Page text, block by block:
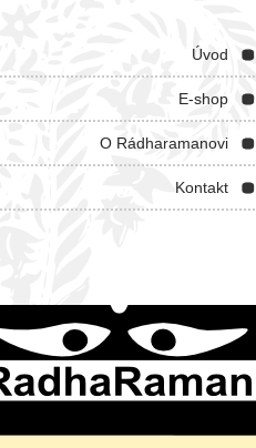
Úvod
E-shop
O Rádharamanovi
Kontakt